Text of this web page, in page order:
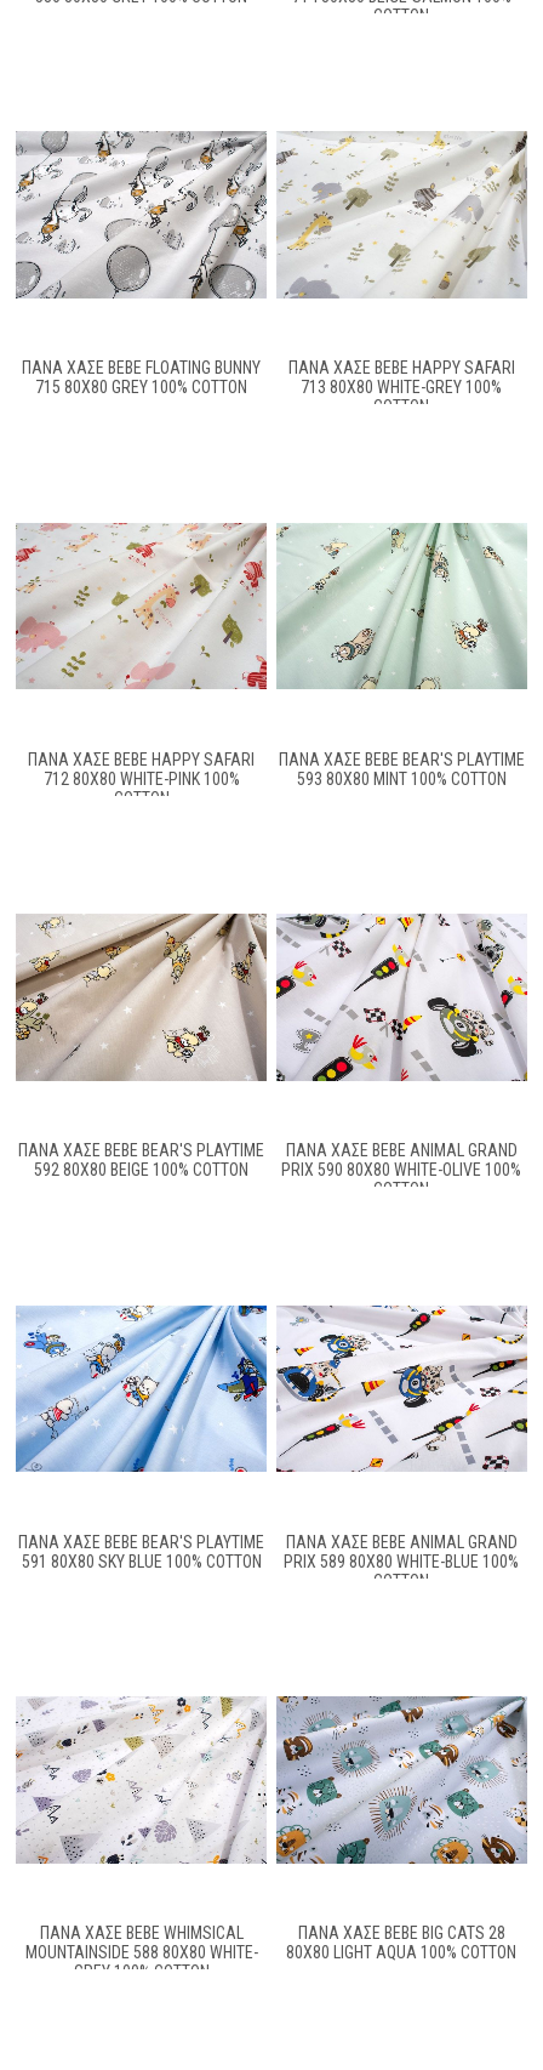
COTTON
ΠΆΝΑ ΧΑΣΈ BEBE FLOATING BUNNY
715 80X80 GREY 100% COTTON
ΠΆΝΑ ΧΑΣΈ BEBE HAPPY SAFARI
713 80X80 WHITE-GREY 100%
COTTON
ΠΆΝΑ ΧΑΣΈ BEBE HAPPY SAFARI
712 80X80 WHITE-PINK 100%
COTTON
ΠΆΝΑ ΧΑΣΈ BEBE BEAR'S PLAYTIME
593 80X80 MINT 100% COTTON
ΠΆΝΑ ΧΑΣΈ BEBE BEAR'S PLAYTIME
592 80X80 BEIGE 100% COTTON
ΠΆΝΑ ΧΑΣΈ BEBE ANIMAL GRAND
PRIX 590 80X80 WHITE-OLIVE 100%
COTTON
ΠΆΝΑ ΧΑΣΈ BEBE BEAR'S PLAYTIME
591 80X80 SKY BLUE 100% COTTON
ΠΆΝΑ ΧΑΣΈ BEBE ANIMAL GRAND
PRIX 589 80X80 WHITE-BLUE 100%
COTTON
ΠΆΝΑ ΧΑΣΈ BEBE WHIMSICAL
MOUNTAINSIDE 588 80X80 WHITE-
GREY 100% COTTON
ΠΆΝΑ ΧΑΣΈ BEBE BIG CATS 28
80X80 LIGHT AQUA 100% COTTON